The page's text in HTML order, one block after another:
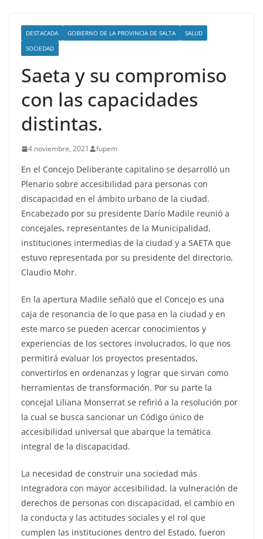
DESTACADA GOBIERNO DE LA PROVINCIA DE SALTA
SALUD
SOCIEDAD
Saeta y su compromiso
con las capacidades
distintas.
4 noviembre, 2021 fupem
En el Concejo Deliberante capitalino se desarrolló un
Plenario sobre accesibilidad para personas con
discapacidad en el ámbito urbano de la ciudad.
Encabezado por su presidente Darío Madile reunió a
concejales, representantes de la Municipalidad,
instituciones intermedias de la ciudad y a SAETA que
estuvo representada por su presidente del directorio,
Claudio Mohr.
En la apertura Madile señaló que el Concejo es una
caja de resonancia de lo que pasa en la ciudad y en
este marco se pueden acercar conocimientos y
experiencias de los sectores involucrados, lo que nos
permitirá evaluar los proyectos presentados,
convertirlos en ordenanzas y lograr que sirvan como
herramientas de transformación. Por su parte la
concejal Liliana Monserrat se refirió a la resolución por
la cual se busca sancionar un Código único de
accesibilidad universal que abarque la temática
integral de la discapacidad.
La necesidad de construir una sociedad más
integradora con mayor accesibilidad, la vulneración de
derechos de personas con discapacidad, el cambio en
la conducta y las actitudes sociales y el rol que
cumplen las instituciones dentro del Estado, fueron